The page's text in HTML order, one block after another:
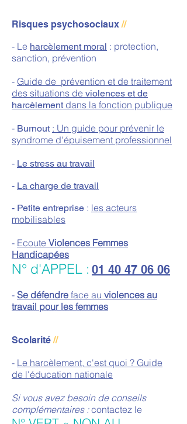
Risques psychosociaux//
- Le harcèlement moral : protection,
sanction, prévention
- Guide de prévention et de traitement
des situations de violences et de
harcèlement dans la fonction publique
- Burnout : Un guide pour prévenir le
syndrome d'épuisement professionnel
- Le stress au travail
- La charge de travail
- Petite entreprise : les acteurs
mobilisables
- Ecoute Violences Femmes
Handicapées
N° d'APPEL : 01 40 47 06 06
- Se défendre face au violences au
travail pour les femmes
Scolarité//
- Le harcèlement, c'est quoi ? Guide
de l'éducation nationale
Si vous avez besoin de conseils
complémentaires :contactez le